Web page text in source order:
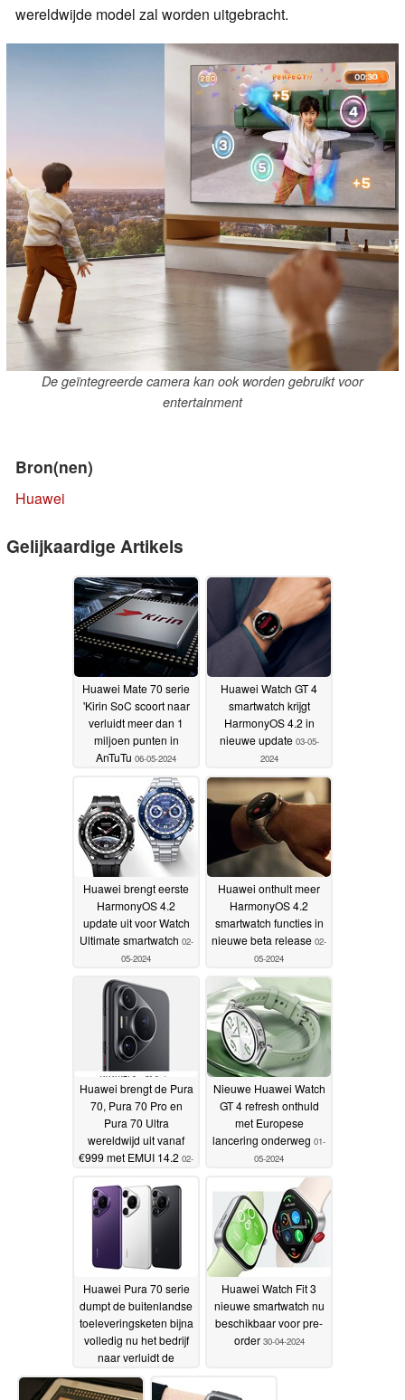
wereldwijde model zal worden uitgebracht.
De geïntegreerde camera kan ook worden gebruikt voor
entertainment
Bron(nen)
Huawei
Gelijkaardige Artikels
Huawei Mate 70 serie
'Kirin SoC scoort naar
verluidt meer dan 1
miljoen punten in
AnTuTu 06-05-2024
Huawei Watch GT 4
smartwatch krijgt
HarmonyOS 4.2 in
nieuwe update 03-05-
2024
Huawei brengt eerste
HarmonyOS 4.2
update uit voor Watch
Ultimate smartwatch 02-
05-2024
Huawei onthult meer
HarmonyOS 4.2
smartwatch functies in
nieuwe beta release 02-
05-2024
Huawei brengt de Pura
70, Pura 70 Pro en
Pura 70 Ultra
wereldwijd uit vanaf
€999 met EMUI 14.2 02-
Nieuwe Huawei Watch
GT 4 refresh onthuld
met Europese
lancering onderweg 01-
05-2024
Huawei Pura 70 serie
dumpt de buitenlandse
toeleveringsketen bijna
volledig nu het bedrijf
naar verluidt de
meeste onderdelen
lokaal inkoopt
01-05-2024
Huawei Watch Fit 3
nieuwe smartwatch nu
beschikbaar voor pre-
order 30-04-2024